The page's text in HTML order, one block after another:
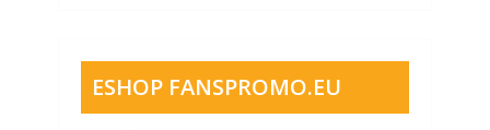
ESHOP FANSPROMO.EU